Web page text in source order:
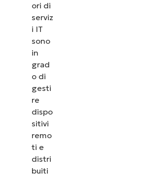
ori di
serviz
i IT
sono
in
grad
o di
gesti
re
dispo
sitivi
remo
ti e
distri
buiti
vedere come NinjaOne
la gestione degli endpoint, il